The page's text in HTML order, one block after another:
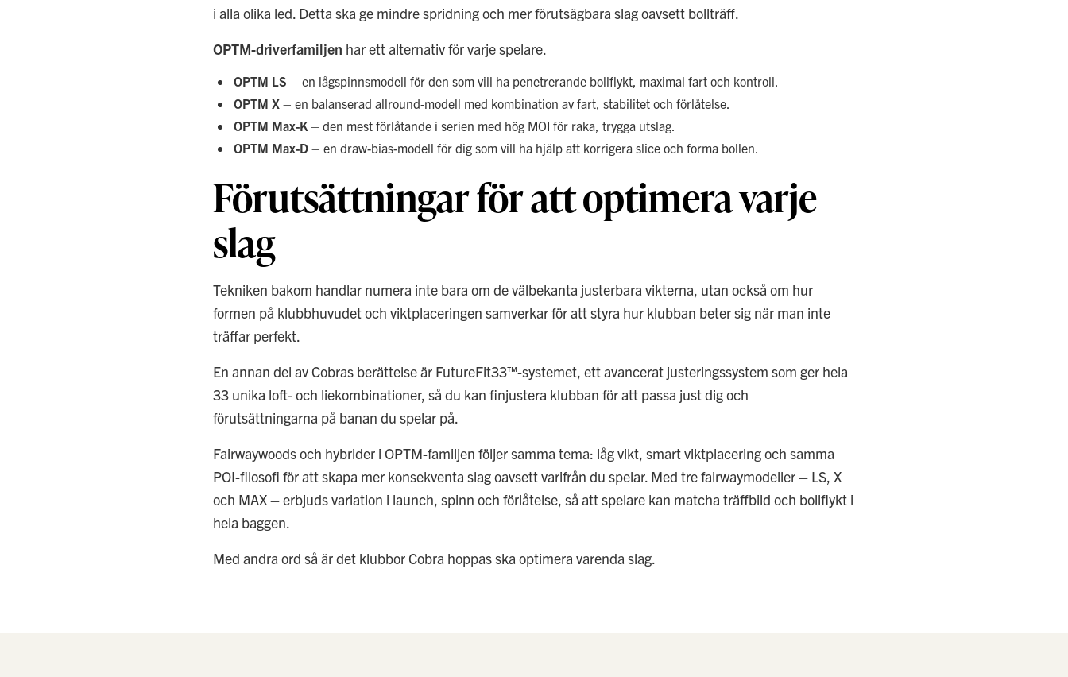
i alla olika led. Detta ska ge mindre spridning och mer förutsägbara slag oavsett bollträff.
OPTM-driverfamiljen har ett alternativ för varje spelare.
OPTM LS – en lågspinnsmodell för den som vill ha penetrerande bollflykt, maximal fart och kontroll.
OPTM X– en balanserad allround-modell med kombination av fart, stabilitet och förlåtelse.
OPTM Max-K– den mest förlåtande i serien med hög MOI för raka, trygga utslag.
OPTM Max-D– en draw-bias-modell för dig som vill ha hjälp att korrigera slice och forma bollen.
Förutsättningar för att optimera varje
slag
Tekniken bakom handlar numera inte bara om de välbekanta justerbara vikterna, utan också om hur
formen på klubbhuvudet och viktplaceringen samverkar för att styra hur klubban beter sig när man inte
träffar perfekt.
En annan del av Cobras berättelse är FutureFit33™-systemet, ett avancerat justeringssystem som ger hela
33 unika loft- och liekombinationer, så du kan finjustera klubban för att passa just dig och
förutsättningarna på banan du spelar på.
Fairwaywoods och hybrider i OPTM-familjen följer samma tema: låg vikt, smart viktplacering och samma
POI-filosofi för att skapa mer konsekventa slag oavsett varifrån du spelar. Med tre fairwaymodeller – LS, X
och MAX – erbjuds variation i launch, spinn och förlåtelse, så att spelare kan matcha träffbild och bollflykt i
hela baggen.
Med andra ord så är det klubbor Cobra hoppas ska optimera varenda slag.